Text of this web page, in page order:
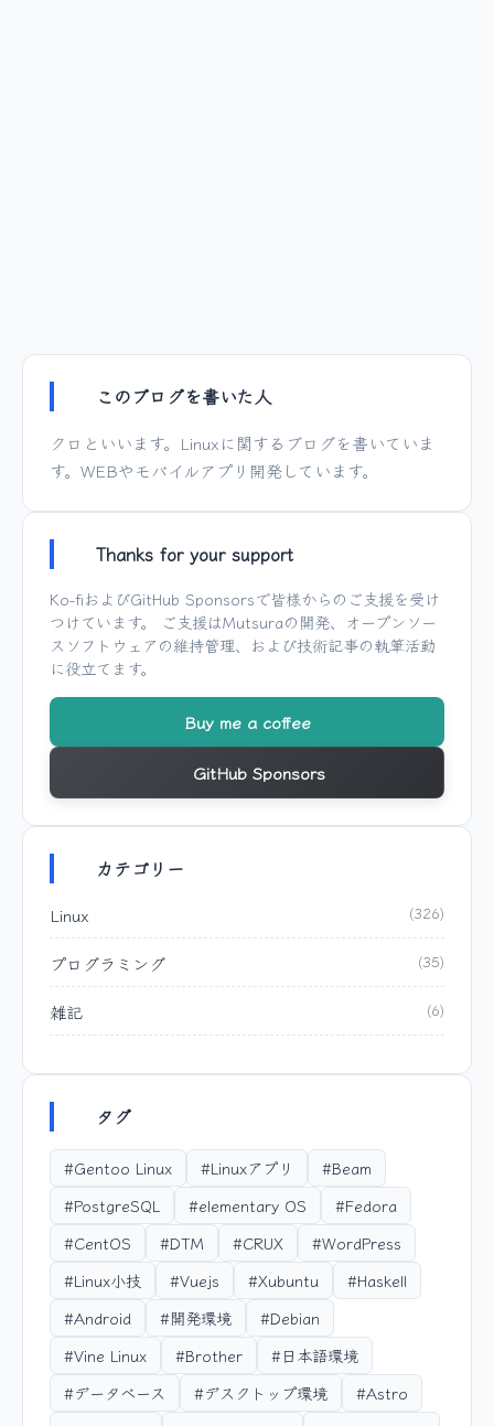
このブログを書いた人
クロといいます。Linuxに関するブログを書いていま
す。WEBやモバイルアプリ開発しています。
Thanks for your support
Ko-fiおよびGitHub Sponsorsで皆様からのご支援を受け
つけています。 ご支援はMutsuraの開発、オープンソー
スソフトウェアの維持管理、および技術記事の執筆活動
に役立てます。
Buy me a coffee
GitHub Sponsors
カテゴリー
Linux (326)
プログラミング (35)
雑記 (6)
タグ
#Gentoo Linux #Linuxアプリ
#Beam
#PostgreSQL
#elementary OS
#Fedora
#CentOS
#DTM #CRUX
#WordPress
#Linux小技
#Vuejs #Xubuntu
#Haskell
#Android
#開発環境
#Debian
#Vine Linux
#Brother
#日本語環境
#データベース
#デスクトップ環境
#Astro